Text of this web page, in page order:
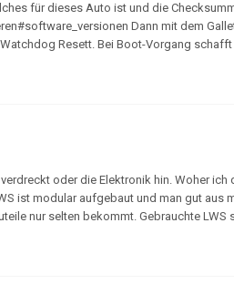
für dieses Auto ist und die
Dann mit dem
Resett. Bei Boot-Vorgang
oder die Elektronik hin. Woher ich
ist modular aufgebaut und man gut
nur selten bekommt. Gebrauchte